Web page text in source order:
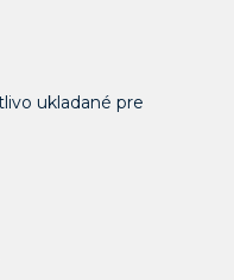
ukladané pre